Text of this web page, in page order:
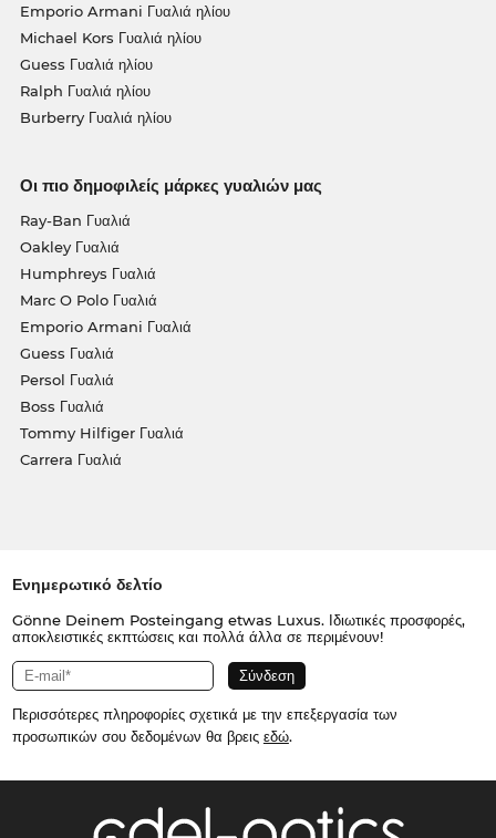
Emporio Armani Γυαλιά ηλίου
Michael Kors Γυαλιά ηλίου
Guess Γυαλιά ηλίου
Ralph Γυαλιά ηλίου
Burberry Γυαλιά ηλίου
Οι πιο δημοφιλείς μάρκες γυαλιών μας
Ray-Ban Γυαλιά
Oakley Γυαλιά
Humphreys Γυαλιά
Marc O Polo Γυαλιά
Emporio Armani Γυαλιά
Guess Γυαλιά
Persol Γυαλιά
Boss Γυαλιά
Tommy Hilfiger Γυαλιά
Carrera Γυαλιά
Ενημερωτικό δελτίο
Gönne Deinem Posteingang etwas Luxus. Ιδιωτικές προσφορές,
αποκλειστικές εκπτώσεις και πολλά άλλα σε περιμένουν!
Περισσότερες πληροφορίες σχετικά με την επεξεργασία των
προσωπικών σου δεδομένων θα βρεις εδώ.